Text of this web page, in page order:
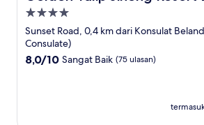
Properti
bintang
4.0
Sunset Road, 0,4 km dari Konsulat
Consulate)
8.0
8,0/10 Sangat Baik (75 ulasan)